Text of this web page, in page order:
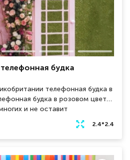
будка
телефонная будка в
будка в розовом цвете
и не оставит
Фотозона украшенная
идеальным элементом,
на вашем мероприятии.
2.4*2.4